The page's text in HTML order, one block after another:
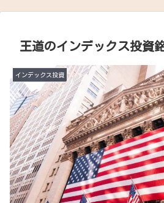
王道のインデックス投資
インデックス投資